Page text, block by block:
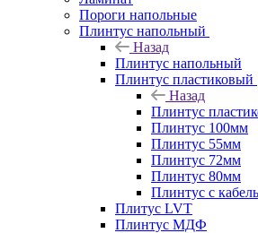
Пороги напольные
Плинтус напольный
Назад
Плинтус напольный
Плинтус пластиковый
Назад
Плинтус
Плинтус 100мм
Плинтус 55мм
Плинтус 72мм
Плинтус 80мм
Плинтус с
Плитус LVT
Плинтус МДФ